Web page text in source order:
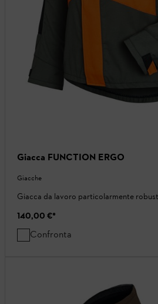
Giacca FUNCTION ERGO
Giacche
Giacca da lavoro particolarmente
140,00 €*
Confronta